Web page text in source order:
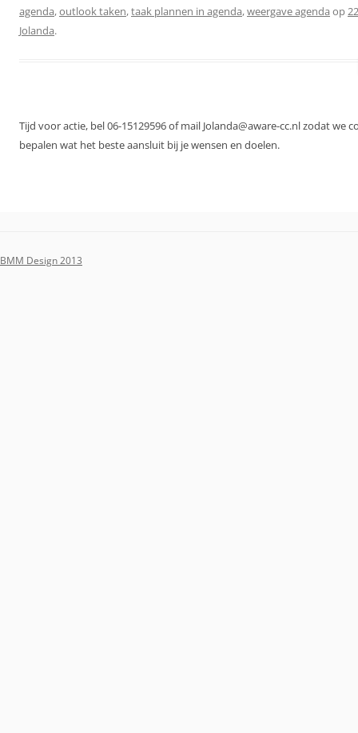
agenda,outlook taken,taak plannen in agenda,weergave agenda op
Jolanda.
Tijd voor actie, bel 06-15129596 of mail Jolanda@aware-cc.nl zodat we
bepalen wat het beste aansluit bij je wensen en doelen.
BMM Design 2013